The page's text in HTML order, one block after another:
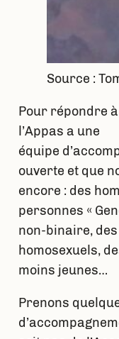
Source :
Pour répondre
l’Appas a une
équipe
ouverte et que
encore : des
personnes «
non-binaire,
homosexuels,
moins jeunes…
Prenons